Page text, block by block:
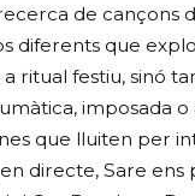
de cançons
diferents que
ritual festiu, sinó
imposada o
que lluiten per
directe, Sare ens